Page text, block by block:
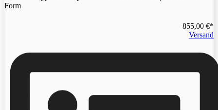
Form
855,00 €
Versand